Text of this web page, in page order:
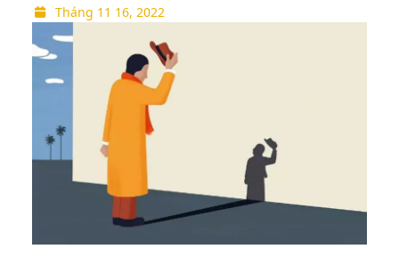
Tháng 11 16, 2022Tháng
16,
2022